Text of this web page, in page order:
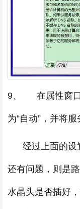
9、 在属性窗口
为“自动”，并将服
经过上面的设
还有问题，则是
水晶头是否插好